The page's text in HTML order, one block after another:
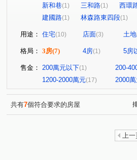
新和巷(1) 三和路(1) 西環
建國路(1) 林森路東四段(1)
用途： 住宅(10) 店面(3) 土地
格局： 3房(7) 4房(1) 5房
售金： 200萬元以下(1) 200-
1200-2000萬元(17) 2000
共有7個符合要求的房屋
上一